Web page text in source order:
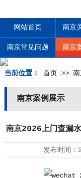
网站首页 南京
南京常见问题 南京
当前位置： 首页 >>
南京案例展示
南京2026上门查漏
发布时间：